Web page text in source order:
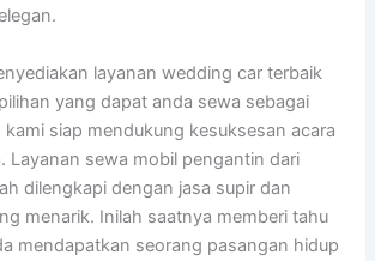
layanan wedding car terbaik
yang dapat anda sewa sebagai
siap mendukung kesuksesan acara
Layanan sewa mobil pengantin dari
dilengkapi dengan jasa supir dan
menarik. Inilah saatnya memberi tahu
mendapatkan seorang pasangan hidup